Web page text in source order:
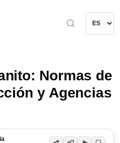
Normas de
y Agencias